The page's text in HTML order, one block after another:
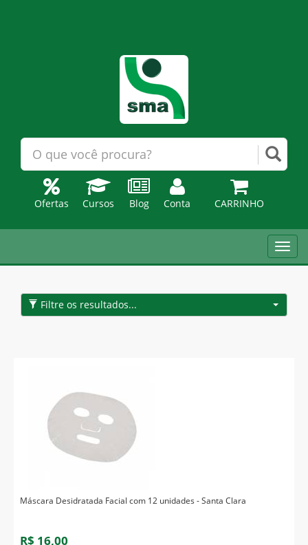
Ofertas Cursos Blog Conta CARRINHO
Filtre os resultados...
Máscara Desidratada Facial com 12 unidades - Santa Clara
R$ 16,00